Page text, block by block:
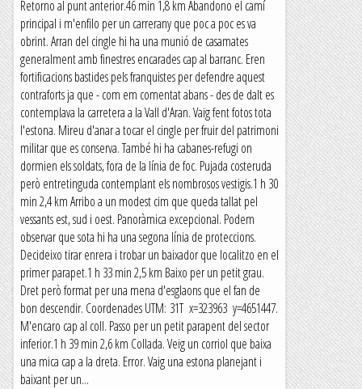
Retorno al punt anterior.46 min 1,8 km Abandono el camí
principal i m'enfilo per un carrerany que poc a poc es va
obrint. Arran del cingle hi ha una munió de casamates
generalment amb finestres encarades cap al barranc. Eren
fortificacions bastides pels franquistes per defendre aquest
contraforts ja que - com em comentat abans - des de dalt es
contemplava la carretera a la Vall d'Aran. Vaig fent fotos tota
l'estona. Mireu d'anar a tocar el cingle per fruir del patrimoni
militar que es conserva. També hi ha cabanes-refugi on
dormien els soldats, fora de la línia de foc. Pujada costeruda
però entretinguda contemplant els nombrosos vestigis.1 h 30
min 2,4 km Arribo a un modest cim que queda tallat pel
vessants est, sud i oest. Panoràmica excepcional. Podem
observar que sota hi ha una segona línia de proteccions.
Decideixo tirar enrera i trobar un baixador que localitzo en el
primer parapet.1 h 33 min 2,5 km Baixo per un petit grau.
Dret però format per una mena d'esglaons que el fan de
bon descendir. Coordenades UTM: 31T x=323963 y=4651447.
M'encaro cap al coll. Passo per un petit parapent del sector
inferior.1 h 39 min 2,6 km Collada. Veig un corriol que baixa
una mica cap a la dreta. Error. Vaig una estona planejant i
baixant per un...